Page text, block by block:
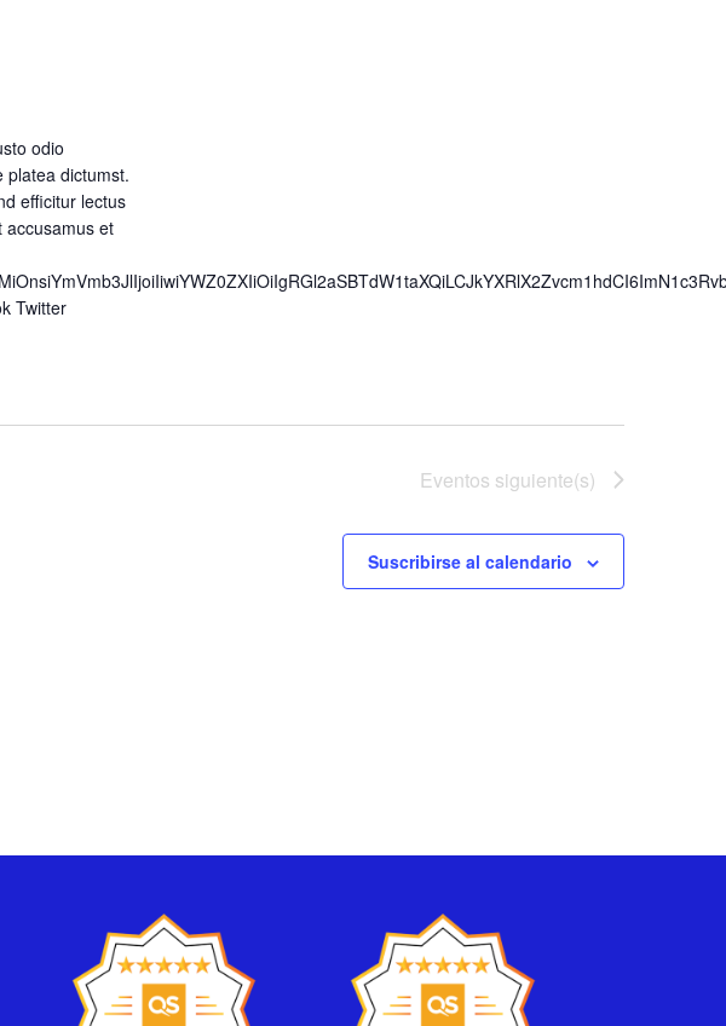
odio
platea dictumst.
efficitur lectus
accusamus et
Twitter
Eventos siguiente(s)
Suscribirse al calendario